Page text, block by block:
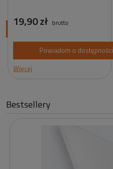
19,90 zł brutto
Powiadom o dostępności
Więcej
Bestsellery